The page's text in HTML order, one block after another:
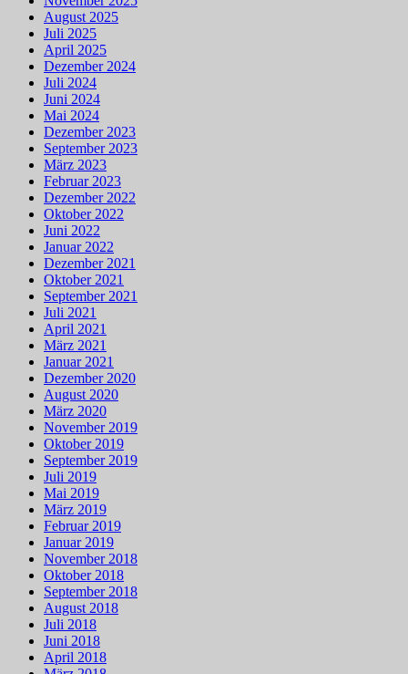
August 2025
Juli 2025
April 2025
Dezember 2024
Juli 2024
Juni 2024
Mai 2024
Dezember 2023
September 2023
März 2023
Februar 2023
Dezember 2022
Oktober 2022
Juni 2022
Januar 2022
Dezember 2021
Oktober 2021
September 2021
Juli 2021
April 2021
März 2021
Januar 2021
Dezember 2020
August 2020
März 2020
November 2019
Oktober 2019
September 2019
Juli 2019
Mai 2019
März 2019
Februar 2019
Januar 2019
November 2018
Oktober 2018
September 2018
August 2018
Juli 2018
Juni 2018
April 2018